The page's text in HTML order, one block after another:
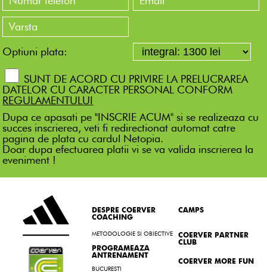
Optiuni plata:
SUNT DE ACORD CU PRIVIRE LA PRELUCRAREA
DATELOR CU CARACTER PERSONAL CONFORM
REGULAMENTULUI
Dupa ce apasati pe "INSCRIE ACUM" si se realizeaza cu
succes inscrierea, veti fi redirectionat automat catre
pagina de plata cu cardul Netopia.
Doar dupa efectuarea platii vi se va valida inscrierea la
eveniment !
DESPRE COERVER
COACHING
METODOLOGIE SI OBIECTIVE
PROGRAMEAZA
ANTRENAMENT
BUCURESTI
CAMPS
COERVER PARTNER
CLUB
COERVER MORE FUN